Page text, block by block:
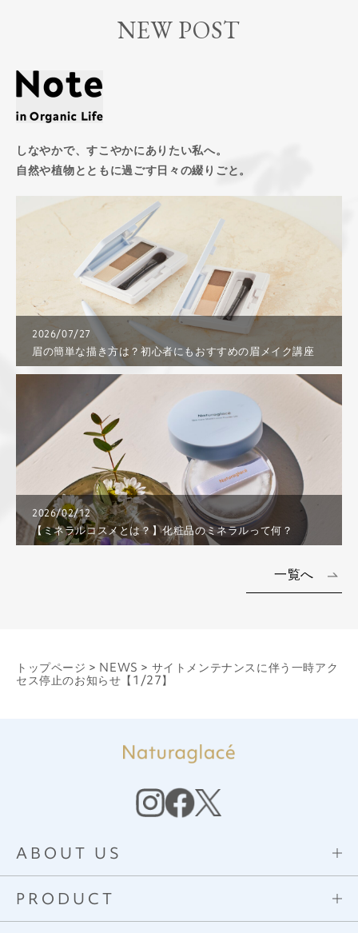
トップページ > NEWS > サイトメンテナンスに伴う一時アク
セス停止のお知らせ【1/27】
NEW POST
しなやかで、すこやかにありたい私へ。
自然や植物とともに過ごす日々の綴りごと。
一覧へ
2026/07/27
眉の簡単な描き方は？初心者にもおすすめの眉メイク講座
2026/02/12
【ミネラルコスメとは？】化粧品のミネラルって何？
ABOUT US
PRODUCT